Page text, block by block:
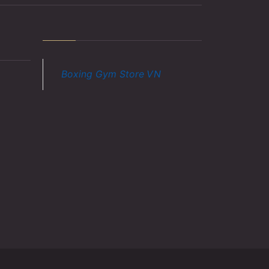
Boxing Gym Store VN